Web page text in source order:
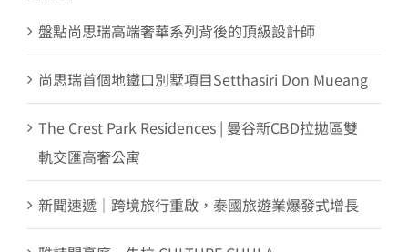
盤點尚思瑞高端奢華系列背後的頂級設計師
尚思瑞首個地鐵口別墅項目Setthasiri Don Mueang
The Crest Park Residences | 曼谷新CBD拉拋區雙
軌交匯高奢公寓
新聞速遞｜跨境旅行重啟，泰國旅遊業爆發式增長